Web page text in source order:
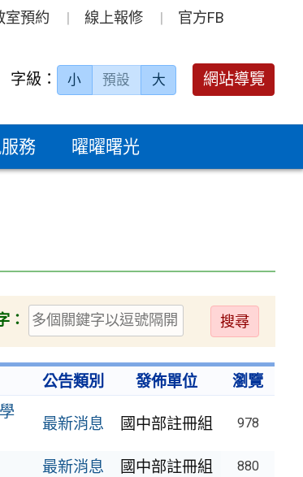
室預約 線上報修 官方FB
字級： 小 預設 大 網站導覽
務 曜曜曙光
：
送
出
公告類別 發佈單位 瀏覽
最新消息 國中部註冊組 978
最新消息 國中部註冊組 880